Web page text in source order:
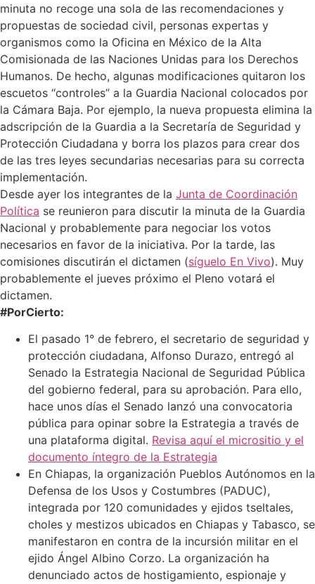
minuta no recoge una sola de las recomendaciones y
propuestas de sociedad civil, personas expertas y
organismos como la Oficina en México de la Alta
Comisionada de las Naciones Unidas para los Derechos
Humanos. De hecho, algunas modificaciones quitaron los
escuetos “controles” a la Guardia Nacional colocados por
la Cámara Baja. Por ejemplo, la nueva propuesta elimina la
adscripción de la Guardia a la Secretaría de Seguridad y
Protección Ciudadana y borra los plazos para crear dos
de las tres leyes secundarias necesarias para su correcta
implementación.
Desde ayer los integrantes de la Junta de Coordinación
Política se reunieron para discutir la minuta de la Guardia
Nacional y probablemente para negociar los votos
necesarios en favor de la iniciativa. Por la tarde, las
comisiones discutirán el dictamen (síguelo En Vivo). Muy
probablemente el jueves próximo el Pleno votará el
dictamen.
#PorCierto:
El pasado 1° de febrero, el secretario de seguridad y
protección ciudadana, Alfonso Durazo, entregó al
Senado la Estrategia Nacional de Seguridad Pública
del gobierno federal, para su aprobación. Para ello,
hace unos días el Senado lanzó una convocatoria
pública para opinar sobre la Estrategia a través de
una plataforma digital. Revisa aquí el micrositio y el
documento íntegro de la Estrategia
En Chiapas, la organización Pueblos Autónomos en la
Defensa de los Usos y Costumbres (PADUC),
integrada por 120 comunidades y ejidos tseltales,
choles y mestizos ubicados en Chiapas y Tabasco, se
manifestaron en contra de la incursión militar en el
ejido Ángel Albino Corzo. La organización ha
denunciado actos de hostigamiento, espionaje y